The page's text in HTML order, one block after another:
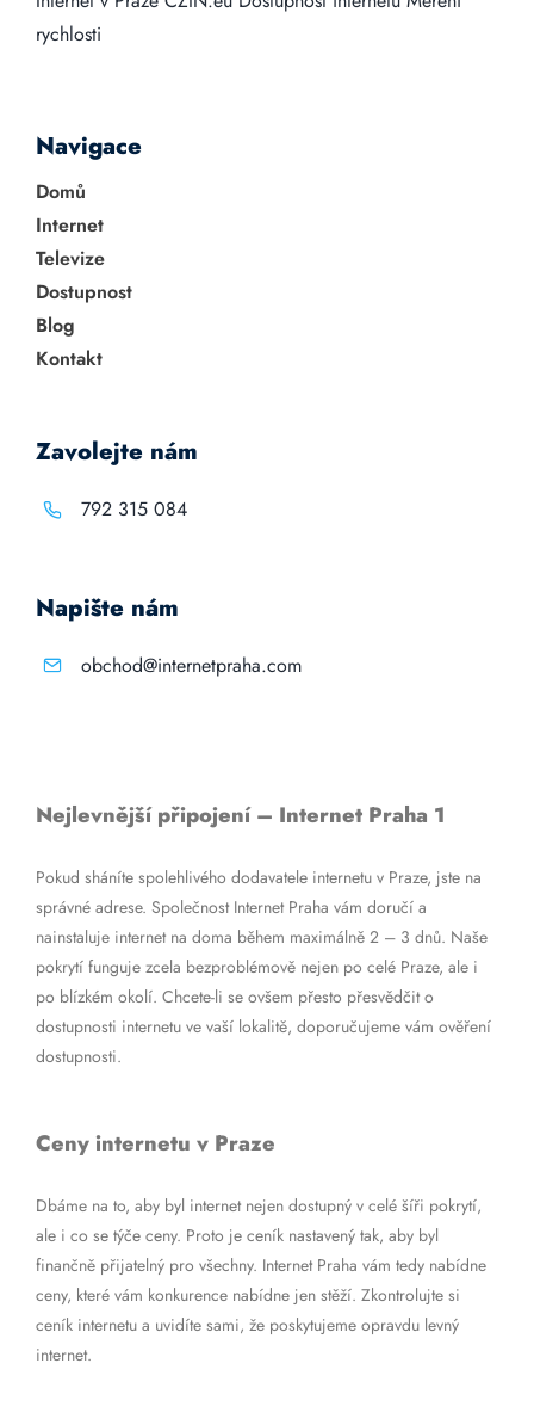
rychlosti
Navigace
Domů
Internet
Televize
Dostupnost
Blog
Kontakt
Zavolejte nám
792 315 084
Napište nám
obchod@internetpraha.com
Nejlevnější připojení – Internet Praha 1
Pokud sháníte spolehlivého dodavatele internetu v Praze, jste na
správné adrese. Společnost Internet Praha vám doručí a
nainstaluje internet na doma během maximálně 2 – 3 dnů. Naše
pokrytí funguje zcela bezproblémově nejen po celé Praze, ale i
po blízkém okolí. Chcete-li se ovšem přesto přesvědčit o
dostupnosti internetu ve vaší lokalitě, doporučujeme vám ověření
dostupnosti.
Ceny internetu v Praze
Dbáme na to, aby byl internet nejen dostupný v celé šíři pokrytí,
ale i co se týče ceny. Proto je ceník nastavený tak, aby byl
finančně přijatelný pro všechny. Internet Praha vám tedy nabídne
ceny, které vám konkurence nabídne jen stěží. Zkontrolujte si
ceník internetu a uvidíte sami, že poskytujeme opravdu levný
internet.